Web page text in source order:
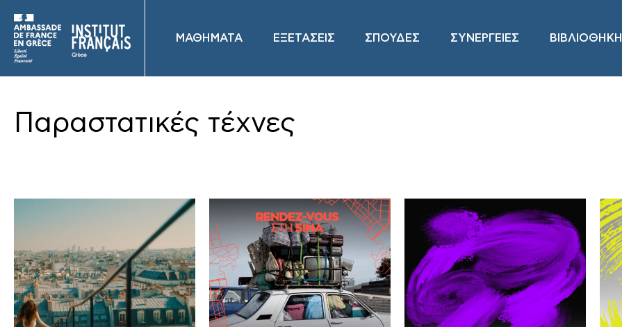
ΜΑΘΗΜΑΤΑ ΕΞΕΤΑΣΕΙΣ ΣΠΟΥΔΕΣ ΣΥΝΕΡΓΕΙΕΣ ΒΙΒΛΙΟΘΗΚΗ
Παραστατικές τέχνες